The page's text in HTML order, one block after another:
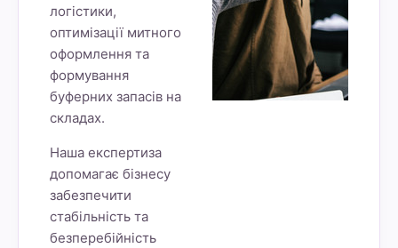
логістики,
оптимізації митного
оформлення та
формування
буферних запасів на
складах.
Наша експертиза
допомагає бізнесу
забезпечити
стабільність та
безперебійність